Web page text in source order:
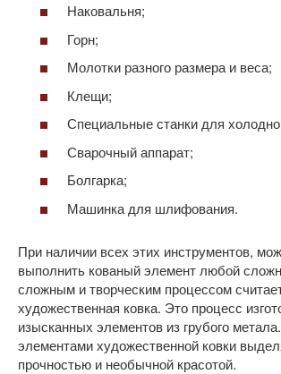
Наковальня;
Горн;
Молотки разного размера и веса;
Клещи;
Специальные станки для
Сварочный аппарат;
Болгарка;
Машинка для шлифования.
При наличии всех этих инструментов,
выполнить кованый элемент любой
сложным и творческим процессом
художественная ковка. Это процесс
изысканных элементов из грубого
элементами художественной ковки
прочностью и необычной красотой.